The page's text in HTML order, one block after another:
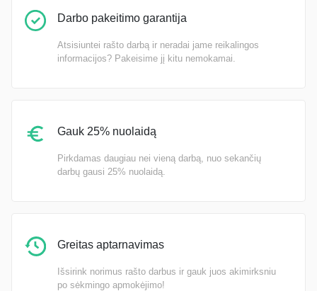
Darbo pakeitimo garantija
Atsisiuntei rašto darbą ir neradai jame reikalingos
informacijos? Pakeisime jį kitu nemokamai.
Gauk 25% nuolaidą
Pirkdamas daugiau nei vieną darbą, nuo sekančių
darbų gausi 25% nuolaidą.
Greitas aptarnavimas
Išsirink norimus rašto darbus ir gauk juos akimirksniu
po sėkmingo apmokėjimo!